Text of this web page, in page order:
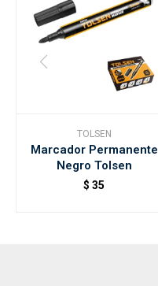
TOLSEN
Marcador Permanente
Negro Tolsen
$ 35